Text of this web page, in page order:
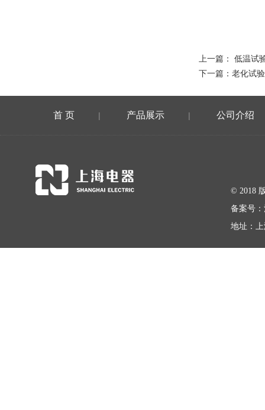
上一篇： 低温试
下一篇： 老化试
首 页 | 产品展示 | 公司介绍
© 2018
备案号：
地址：